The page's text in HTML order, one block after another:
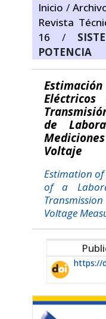
Inicio /
Revista
16 /
POTENCIA
de
Voltaje
Estimation
of a
Voltage
https://